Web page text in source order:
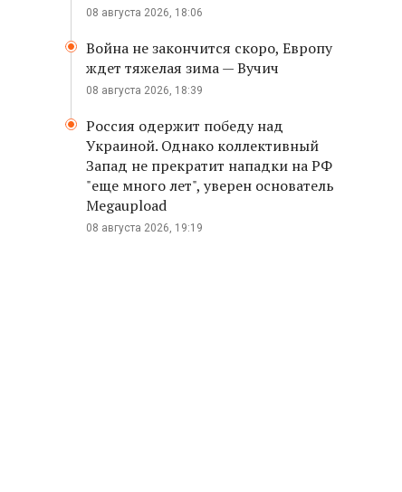
08 августа 2026, 18:06
Война не закончится скоро, Европу
ждет тяжелая зима — Вучич
08 августа 2026, 18:39
Россия одержит победу над
Украиной. Однако коллективный
Запад не прекратит нападки на РФ
"еще много лет", уверен основатель
Megaupload
08 августа 2026, 19:19